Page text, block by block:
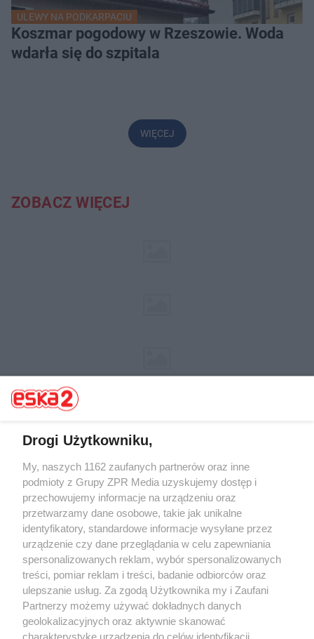
ULEWY NA PODKARPACIU
Koszmar pogodowy w Rzeszowie. Woda
wdarła się do szpitala
WIĘCEJ
ZOBACZ WIĘCEJ
Żaden utwór zamieszczony w serwisie nie może być powielany i
rozpowszechniany lub dalej rozpowszechniany w jakikolwiek sposób (w
tym także elektroniczny lub mechaniczny) na jakimkolwiek polu
eksploatacji w jakiejkolwiek formie, włącznie z umieszczaniem w
Internecie bez pisemnej zgody właściciela praw. Jakiekolwiek użycie lub
wykorzystanie utworów w całości lub w części z naruszeniem prawa,
tzn. bez właściwej zgody, jest zabronione pod groźbą kary i może być
ścigane prawnie.
Drogi Użytkowniku,
My, naszych 1162 zaufanych partnerów oraz inne
podmioty z Grupy ZPR Media uzyskujemy dostęp i
przechowujemy informacje na urządzeniu oraz
przetwarzamy dane osobowe, takie jak unikalne
identyfikatory, standardowe informacje wysyłane przez
urządzenie czy dane przeglądania w celu zapewniania
spersonalizowanych reklam, wybór spersonalizowanych
treści, pomiar reklam i treści, badanie odbiorców oraz
ulepszanie usług. Za zgodą Użytkownika my i Zaufani
Partnerzy możemy używać dokładnych danych
geolokalizacyjnych oraz aktywnie skanować
charakterystykę urządzenia do celów identyfikacji.